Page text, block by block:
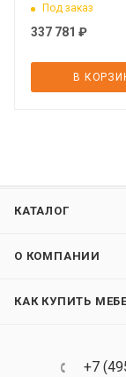
Черный
черный
Под заказ
337 781 ₽
В
КАТАЛОГ
О КОМПАНИИ
КАК КУПИТЬ
+7